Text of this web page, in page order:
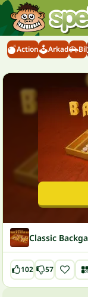
Action Arkad Bil
Classic
102 57